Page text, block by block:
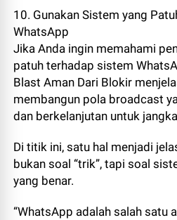
10. Gunakan Sistem yang
WhatsApp
Jika Anda ingin memahami
patuh terhadap sistem
Blast Aman Dari Blokir
membangun pola broadcast
dan berkelanjutan untuk
Di titik ini, satu hal menjadi
bukan soal “trik”, tapi soal
yang benar.
“WhatsApp adalah salah satu